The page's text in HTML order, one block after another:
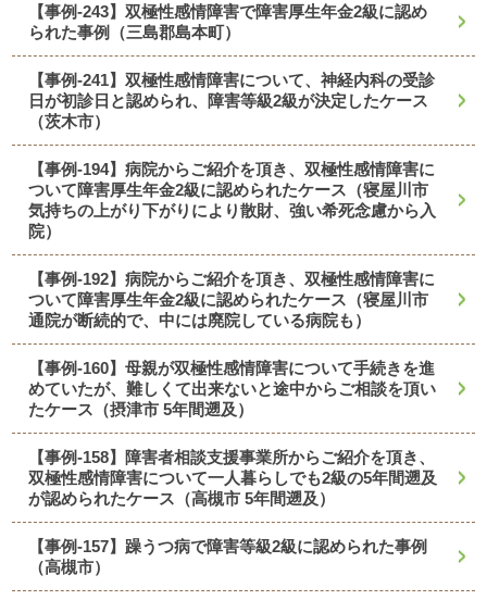
【事例-243】双極性感情障害で障害厚生年金2級に認め
られた事例（三島郡島本町）
【事例-241】双極性感情障害について、神経内科の受診
日が初診日と認められ、障害等級2級が決定したケース
（茨木市）
【事例-194】病院からご紹介を頂き、双極性感情障害に
ついて障害厚生年金2級に認められたケース（寝屋川市
気持ちの上がり下がりにより散財、強い希死念慮から入
院）
【事例-192】病院からご紹介を頂き、双極性感情障害に
ついて障害厚生年金2級に認められたケース（寝屋川市
通院が断続的で、中には廃院している病院も）
【事例-160】母親が双極性感情障害について手続きを進
めていたが、難しくて出来ないと途中からご相談を頂い
たケース（摂津市 5年間遡及）
【事例-158】障害者相談支援事業所からご紹介を頂き、
双極性感情障害について一人暮らしでも2級の5年間遡及
が認められたケース（高槻市 5年間遡及）
【事例-157】躁うつ病で障害等級2級に認められた事例
（高槻市）